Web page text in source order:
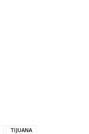
TIJUANA